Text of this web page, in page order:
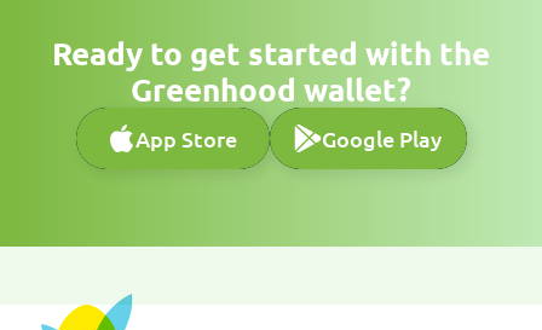
Ready to get started with the
Greenhood wallet?
App Store
App Store Google Play
Google Play